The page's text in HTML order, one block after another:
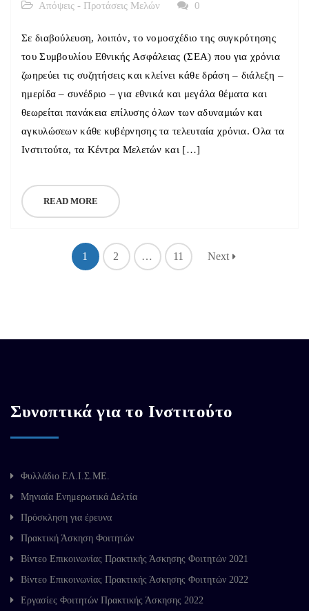
Απόψεις - Προτάσεις Μελών
0
Σε διαβούλευση, λοιπόν, το νομοσχέδιο της συγκρότησης
του Συμβουλίου Εθνικής Ασφάλειας (ΣΕΑ) που για χρόνια
ζωηρεύει τις συζητήσεις και κλείνει κάθε δράση – διάλεξη –
ημερίδα – συνέδριο – για εθνικά και μεγάλα θέματα και
θεωρείται πανάκεια επίλυσης όλων των αδυναμιών και
αγκυλώσεων κάθε κυβέρνησης τα τελευταία χρόνια. Ολα τα
Ινστιτούτα, τα Κέντρα Μελετών και […]
READ MORE
1 2 … 11 Next
Συνοπτικά για το Ινστιτούτο
Φυλλάδιο ΕΛ.Ι.Σ.ΜΕ.
Μηνιαία Ενημερωτικά Δελτία
Πρόσκληση για έρευνα
Πρακτική Άσκηση Φοιτητών
Βίντεο Επικοινωνίας Πρακτικής Άσκησης Φοιτητών 2021
Βίντεο Επικοινωνίας Πρακτικής Άσκησης Φοιτητών 2022
Εργασίες Φοιτητών Πρακτικής Άσκησης 2022